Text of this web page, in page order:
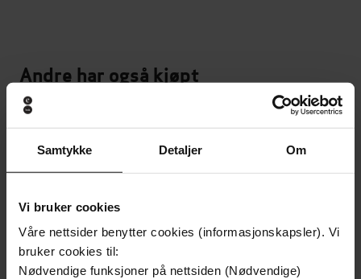
Samtykke Detaljer Om
Vi bruker cookies
Våre nettsider benytter cookies (informasjonskapsler). Vi
bruker cookies til:
Nødvendige funksjoner på nettsiden (Nødvendige)
Andre har også kjøpt